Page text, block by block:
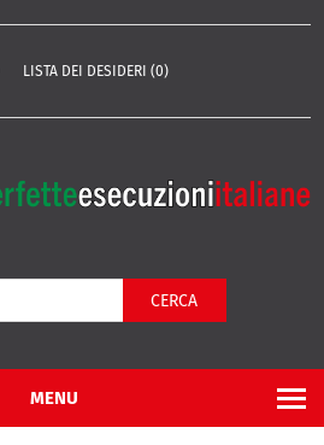
LISTA DEI DESIDERI (0)
CERCA
MENU